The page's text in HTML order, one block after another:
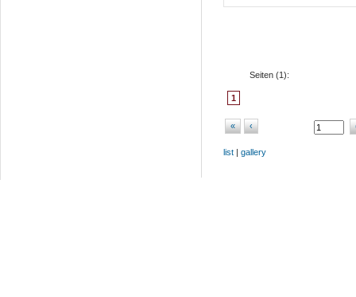
Seiten (1 ):
1
« ‹
list gallery